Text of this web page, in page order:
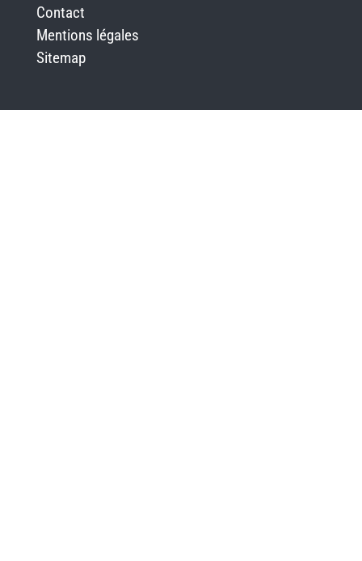
Contact
Mentions légales
Sitemap